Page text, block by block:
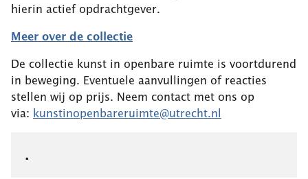
hierin actief opdrachtgever.
Meer over de collectie
De collectie kunst in openbare ruimte is voortdurend
in beweging. Eventuele aanvullingen of reacties
stellen wij op prijs. Neem contact met ons op
via: kunstinopenbareruimte@utrecht.nl
.